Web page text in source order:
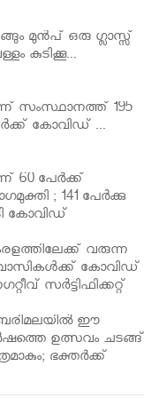
മുന്‍പ് ഒരു ഗ്ലാസ്സ്
കുടിക്കൂ...
സംസ്ഥാനത്ത് 195
കോവിഡ് ...
60 പേർക്ക്
; 141 പേര്‍ക്കു
കോവിഡ്
വരുന്ന
കോവിഡ്
സര്‍ട്ടിഫിക്കറ്റ്
ഈ
ഉത്സവം ചടങ്ങ്
ഭക്തർക്ക്